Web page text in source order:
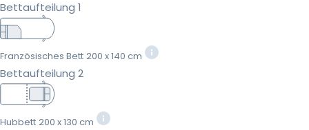
Bettaufteilung 1
Französisches Bett 200 x 140 cm
Bettaufteilung 2
Hubbett 200 x 130 cm